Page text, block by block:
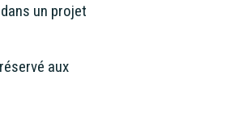
un projet
aux